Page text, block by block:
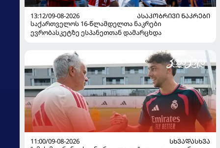
13:12/09-08-2026
ᲐᲡᲐᲙᲝᲑᲠᲘᲕᲘ ᲜᲐᲙᲠᲔᲑᲘ
საქართველოს 16-წლამდელთა ნაკრები
ევრობასკეტზე ესპანეთთან დამარცხდა
11:00/09-08-2026
ᲡᲮᲕᲐᲓᲐᲡᲮᲕᲐ